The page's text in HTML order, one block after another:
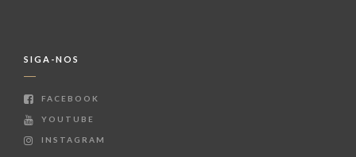
SIGA-NOS
FACEBOOK
YOUTUBE
INSTAGRAM